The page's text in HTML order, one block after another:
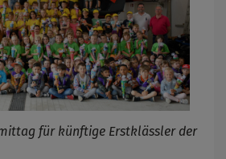
für künftige Erstklässler der